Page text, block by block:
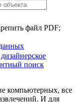
файл PDF;
поиск
компьютерных, все
И для